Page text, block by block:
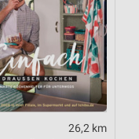
26,2 km
von